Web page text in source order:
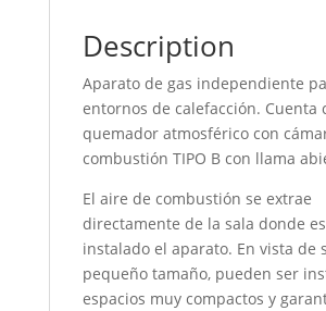
Description
Aparato de gas independiente
entornos de calefacción. Cuenta
quemador atmosférico con
combustión TIPO B con llama
El aire de combustión se extrae
directamente de la sala donde
instalado el aparato. En vista de
pequeño tamaño, pueden ser
espacios muy compactos y